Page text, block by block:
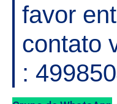
favor
contato
: